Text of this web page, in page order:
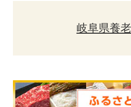
岐阜県養